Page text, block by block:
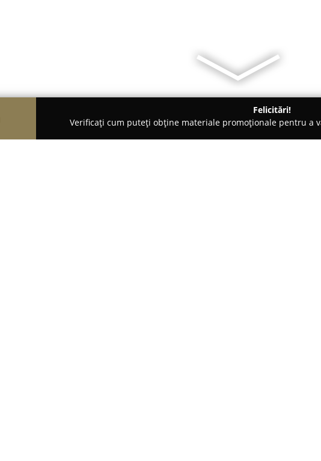
Felicitări!
Verificați cum puteți obține materiale promoționale pentru a